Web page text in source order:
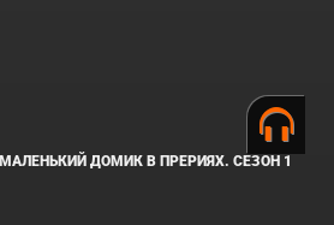
МАЛЕНЬКИЙ ДОМИК В ПРЕРИЯХ. СЕЗОН 1